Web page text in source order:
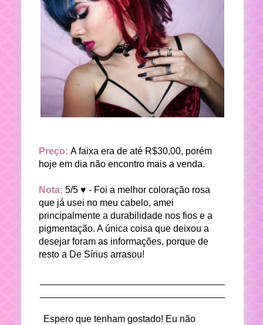
Preço: A faixa era de até R$30,00, porém
hoje em dia não encontro mais a venda.
Nota: 5/5 ♥ - Foi a melhor coloração rosa
que já usei no meu cabelo, amei
principalmente a durabilidade nos fios e a
pigmentação. A única coisa que deixou a
desejar foram as informações, porque de
resto a De Sírius arrasou!
Espero que tenham gostado! Eu não